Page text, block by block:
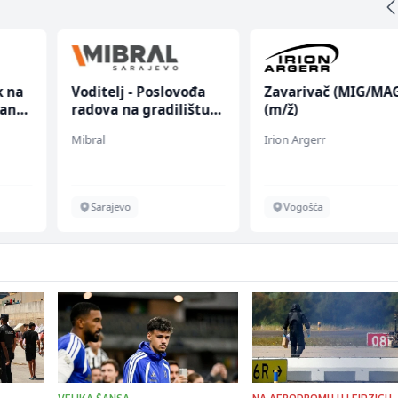
na
Voditelj - Poslovođa
radova na gradilištu
Mibral
Sarajevo
Zavarivač (MIG/
(m/ž)
Irion Argerr
Vogošća